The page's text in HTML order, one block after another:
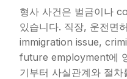
형사 사건은 벌금이나
있습니다. 직장, 운전면
immigration issue,
future employment에
기부터 사실관계와 절